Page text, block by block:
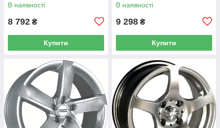
В наявності
8 792 ₴
Купити
В наявності
9 298 ₴
Купити